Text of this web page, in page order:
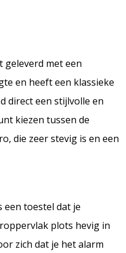
geleverd met een
en heeft een klassieke
direct een stijlvolle en
kiezen tussen de
die zeer stevig is en een
een toestel dat je
plots hevig in
zich dat je het alarm